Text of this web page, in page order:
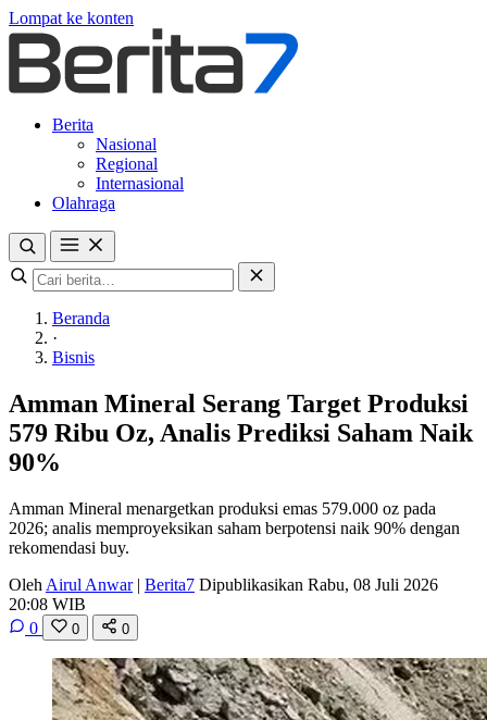
Lompat ke konten
Berita
Nasional
Regional
Internasional
Olahraga
Beranda
·
Bisnis
Amman Mineral Serang Target Produksi
579 Ribu Oz, Analis Prediksi Saham Naik
90%
Amman Mineral menargetkan produksi emas 579.000 oz pada
2026; analis memproyeksikan saham berpotensi naik 90% dengan
rekomendasi buy.
Oleh Airul Anwar | Berita7 Dipublikasikan Rabu, 08 Juli 2026
20:08 WIB
0
0 0